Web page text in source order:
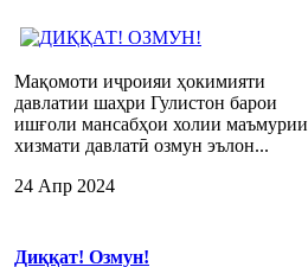
Мақомоти иҷроияи ҳокимияти
давлатии шаҳри Гулистон барои
ишғоли мансабҳои холии маъмурии
хизмати давлатӣ озмун эълон...
24 Апр 2024
Диққат! Озмун!